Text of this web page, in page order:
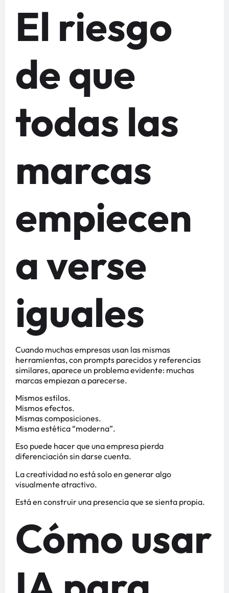
El riesgo
de que
todas las
marcas
empiecen
a verse
iguales
Cuando muchas empresas usan las mismas
herramientas, con prompts parecidos y referencias
similares, aparece un problema evidente: muchas
marcas empiezan a parecerse.
Mismos estilos.
Mismos efectos.
Mismas composiciones.
Misma estética “moderna”.
Eso puede hacer que una empresa pierda
diferenciación sin darse cuenta.
La creatividad no está solo en generar algo
visualmente atractivo.
Está en construir una presencia que se sienta propia.
Cómo usar